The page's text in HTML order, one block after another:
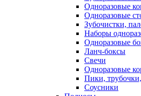
Одноразовые
Одноразовые
Зубочистки,
Наборы
Одноразовые
Ланч-боксы
Свечи
Одноразовые
Пики,
Соусники